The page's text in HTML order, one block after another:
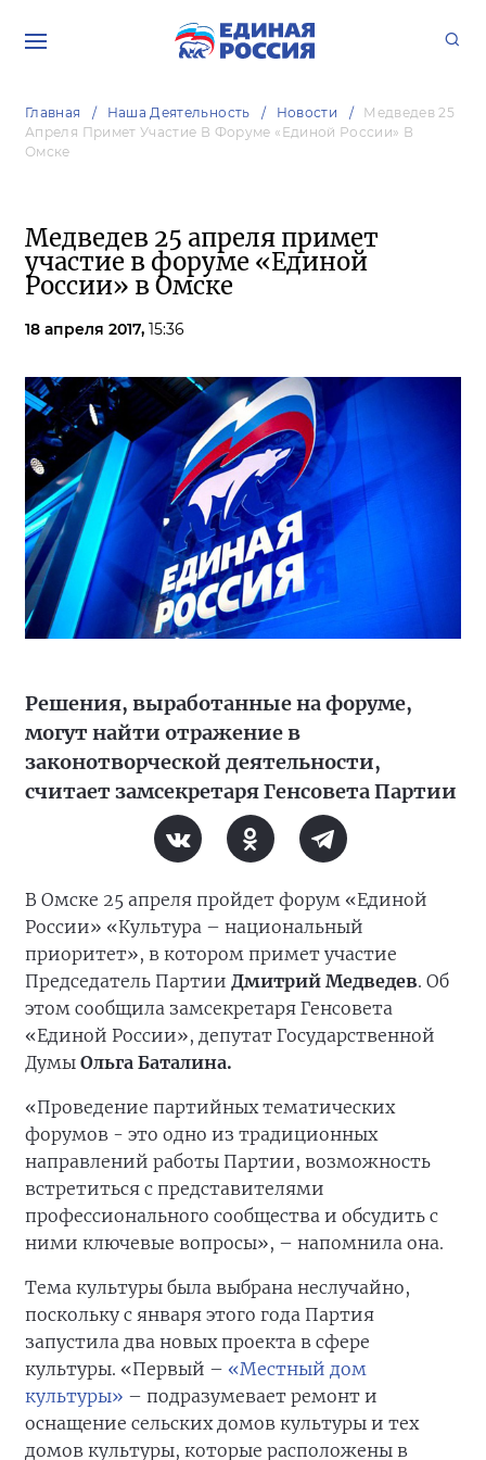
Главная Наша Деятельность Новости
Медведев 25
Апреля Примет Участие В Форуме «Единой России» В
Омске
Медведев 25 апреля примет
участие в форуме «Единой
России» в Омске
18 апреля 2017, 15:36
Решения, выработанные на форуме,
могут найти отражение в
законотворческой деятельности,
считает замсекретаря Генсовета Партии
В Омске 25 апреля пройдет форум «Единой
России» «Культура – национальный
приоритет», в котором примет участие
Председатель Партии Дмитрий Медведев. Об
этом сообщила замсекретаря Генсовета
«Единой России», депутат Государственной
Думы Ольга Баталина.
«Проведение партийных тематических
форумов - это одно из традиционных
направлений работы Партии, возможность
встретиться с представителями
профессионального сообщества и обсудить с
ними ключевые вопросы», – напомнила она.
Тема культуры была выбрана неслучайно,
поскольку с января этого года Партия
запустила два новых проекта в сфере
культуры. «Первый – «Местный дом
культуры» – подразумевает ремонт и
оснащение сельских домов культуры и тех
домов культуры, которые расположены в